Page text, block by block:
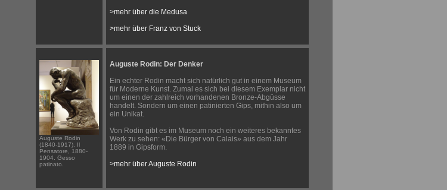
>mehr über die Medusa
>mehr über Franz von Stuck
Auguste Rodin
(1840-1917). Il
Pensatore, 1880-
1904. Gesso
patinato.
Auguste Rodin: Der Denker
Ein echter Rodin macht sich natürlich gut in einem Museum
für Moderne Kunst. Zumal es sich bei diesem Exemplar nicht
um einen der zahlreich vorhandenen Bronze-Abgüsse
handelt. Sondern um einen patinierten Gips, mithin also um
ein Unikat.
Von Rodin gibt es im Museum noch ein weiteres bekanntes
Werk zu sehen: «Die Bürger von Calais» aus dem Jahr
1889 in Gipsform.
>mehr über Auguste Rodin